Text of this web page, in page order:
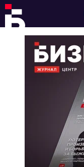
Регулирование